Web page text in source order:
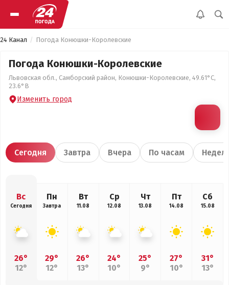
24 Канал Погода Конюшки-Королевские
Погода Конюшки-Королевские
Львовская обл., Самборский район, Конюшки-Королевские, 49.61°С,
23.6°В
Изменить город
Сегодня Завтра Вчера По часам
Вс
Сегодня
26°
12°
Пн
Завтра
29°
12°
Вт
11.08
26°
13°
Ср
12.08
24°
10°
Чт
13.08
25°
9°
Пт
14.08
27°
10°
Сб
15.08
31°
13°